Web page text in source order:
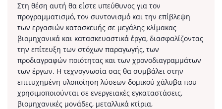
Στη θέση αυτή θα είστε υπεύθυνος για τον
προγραμματισμό, τον συντονισμό και την επίβλεψη
των εργασιών κατασκευής σε μεγάλης κλίμακας
βιομηχανικά και κατασκευαστικά έργα, διασφαλίζοντας
την επίτευξη των στόχων παραγωγής, των
προδιαγραφών ποιότητας και των χρονοδιαγραμμάτων
των έργων. Η τεχνογνωσία σας θα συμβάλει στην
επιτυχημένη υλοποίηση λύσεων δομικού χάλυβα που
χρησιμοποιούνται σε ενεργειακές εγκαταστάσεις,
βιομηχανικές μονάδες, μεταλλικά κτίρια,